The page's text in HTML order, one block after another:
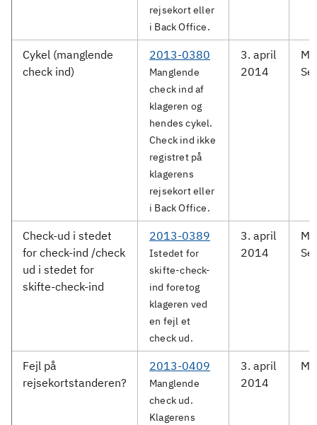
rejsekort eller
i Back Office.
Cykel (manglende
check ind)
2013-0380
Manglende
check ind af
klageren og
hendes cykel.
Check ind ikke
registret på
klagerens
rejsekort eller
i Back Office.
3. april
2014
Check-ud i stedet
for check-ind /check
ud i stedet for
skifte-check-ind
2013-0389
Istedet for
skifte-check-
ind foretog
klageren ved
en fejl et
check ud.
3. april
2014
Fejl på
rejsekortstanderen?
2013-0409
Manglende
check ud.
Klagerens
3. april
2014